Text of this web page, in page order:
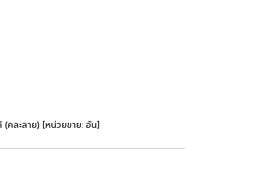
คละลาย) [หน่วยขาย: อัน]